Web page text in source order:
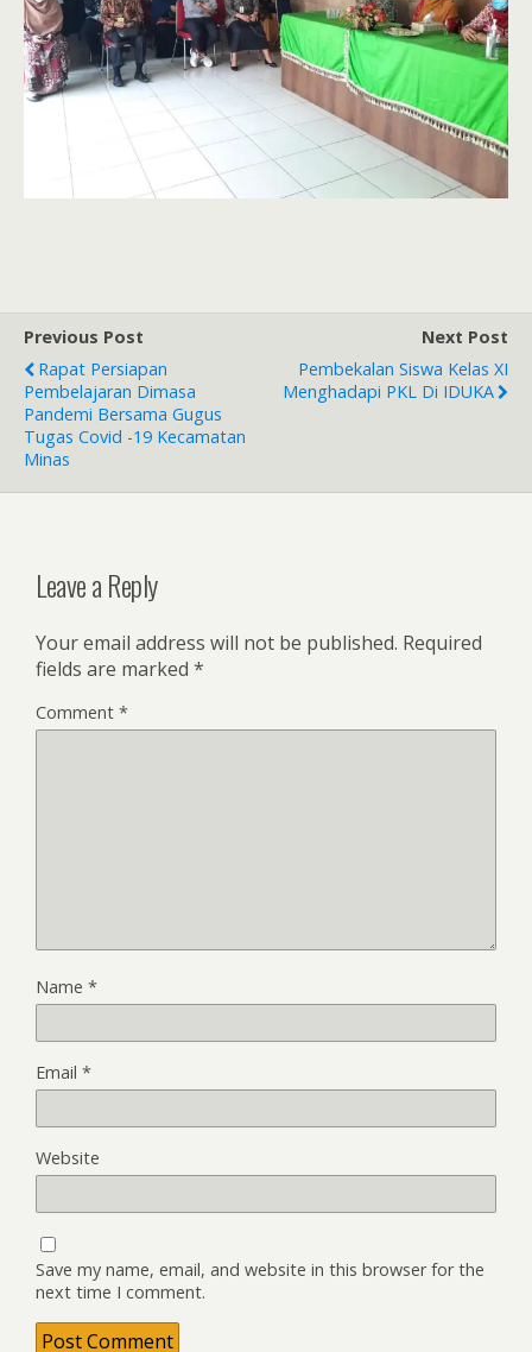
Previous Post
Rapat Persiapan
Pembelajaran Dimasa
Pandemi Bersama Gugus
Tugas Covid -19 Kecamatan
Minas
Next Post
Pembekalan Siswa Kelas XI
Menghadapi PKL Di IDUKA
Leave a Reply
Your email address will not be published. Required
fields are marked *
Comment *
Name *
Email *
Website
Save my name, email, and website in this browser for the
next time I comment.